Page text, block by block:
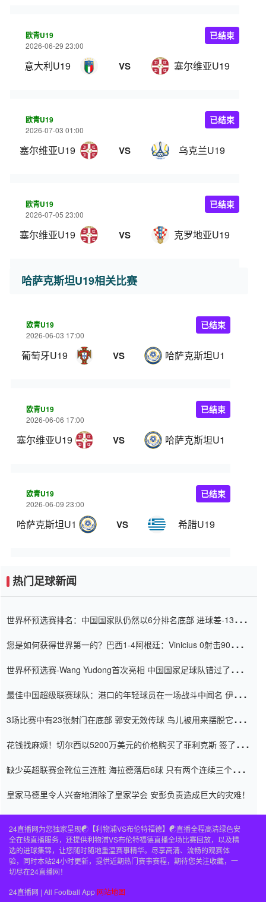
欧青U19
2026-06-29 23:00
意大利U19 VS 塞尔维亚U19
已结束
欧青U19
2026-07-03 01:00
塞尔维亚U19 VS 乌克兰U19
已结束
欧青U19
2026-07-05 23:00
塞尔维亚U19 VS 克罗地亚U19
已结束
哈萨克斯坦U19相关比赛
欧青U19
2026-06-03 17:00
葡萄牙U19 VS 哈萨克斯坦U19
已结束
欧青U19
2026-06-06 17:00
塞尔维亚U19 VS 哈萨克斯坦U19
已结束
欧青U19
2026-06-09 23:00
哈萨克斯坦U19 VS 希腊U19
已结束
热门足球新闻
世界杯预选赛排名：中国国家队仍然以6分排名底部 进球差-13令人
您是如何获得世界第一的？巴西1-4阿根廷：Vinicius 0射击90分钟
世界杯预选赛-Wang Yudong首次亮相 中国国家足球队错过了世界
最佳中国超级联赛球队：港口的年轻球员在一场战斗中闻名 伊万放
3场比赛中有23张射门在底部 郭安无效传球 鸟儿被用来摆脱它
花钱找麻烦！切尔西以5200万美元的价格购买了菲利克斯 签了7年
缺少英超联赛金靴位三连胜 海拉德落后6球 只有两个连续三个连续
皇家马德里令人兴奋地消除了皇家学会 安彭负责造成巨大的灾难！
24直播网为您独家呈现☯️【利物浦VS布伦特福德】☯️直播全程高清绿色安
全在线直播服务，还提供利物浦VS布伦特福德直播全场比赛回放，以及精
选的进球集锦，让您随时随地重温赛事精华。尽享高清、流畅的观赛体
验，同时本站24小时更新，提供近期热门赛事赛程，期待您关注收藏，一
切尽在24直播网！
24直播网 | All Football App 网站地图